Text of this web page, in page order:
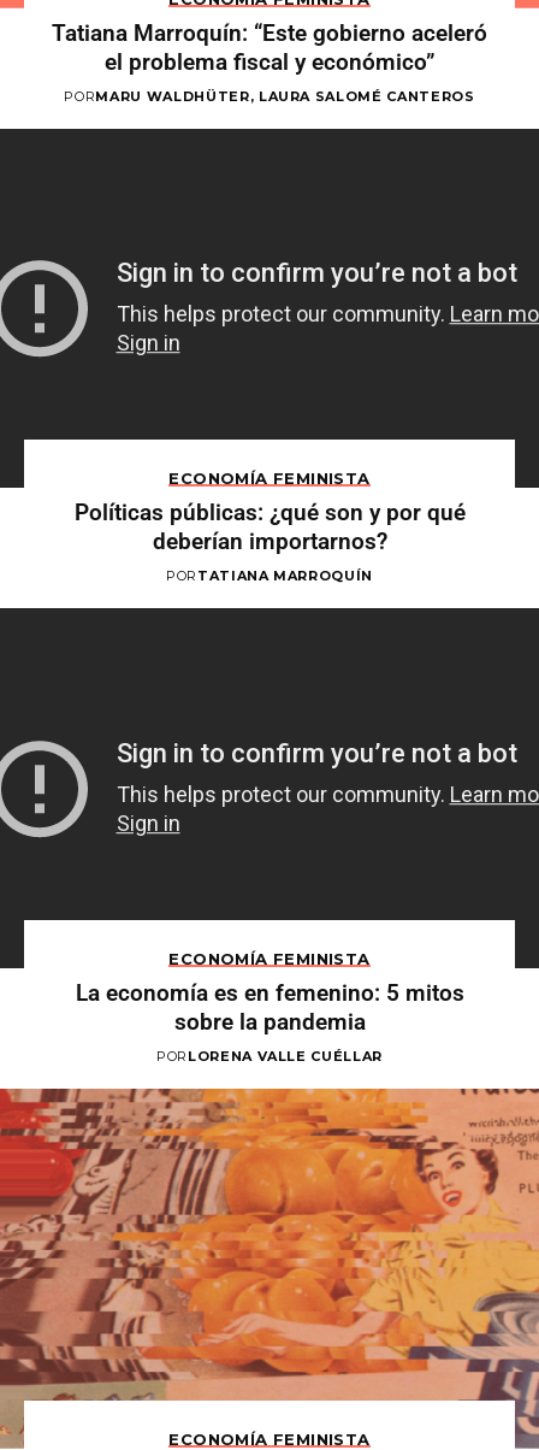
Tatiana Marroquín: “Este gobierno aceleró
el problema fiscal y económico”
PORMARU WALDHÜTER, LAURA SALOMÉ CANTEROS
ECONOMÍA FEMINISTA
Políticas públicas: ¿qué son y por qué
deberían importarnos?
POR TATIANA MARROQUÍN
ECONOMÍA FEMINISTA
La economía es en femenino: 5 mitos
sobre la pandemia
POR LORENA VALLE CUÉLLAR
ECONOMÍA FEMINISTA